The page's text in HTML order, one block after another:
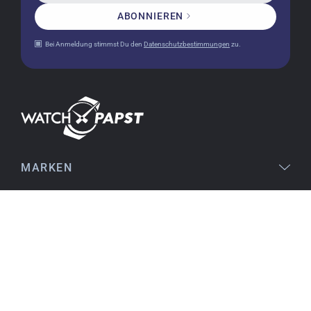
einwandfrei. Auch die Verpackung war sehr gut.
Ich bin sehr zufrieden, jederzeit wieder!
16.02.2026
ABONNIEREN
Bei Anmeldung stimmst Du den Datenschutzbestimmungen zu.
MARKEN